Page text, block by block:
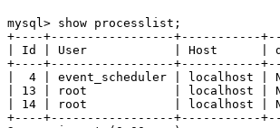
mysql> show processlist;
+----+-----------------+-----------
| Id | User            | Host      |
+----+-----------------+-----------
|  4 | event_scheduler | localhost |
| 13 | root            | localhost |
| 14 | root            | localhost |
+----+-----------------+-----------